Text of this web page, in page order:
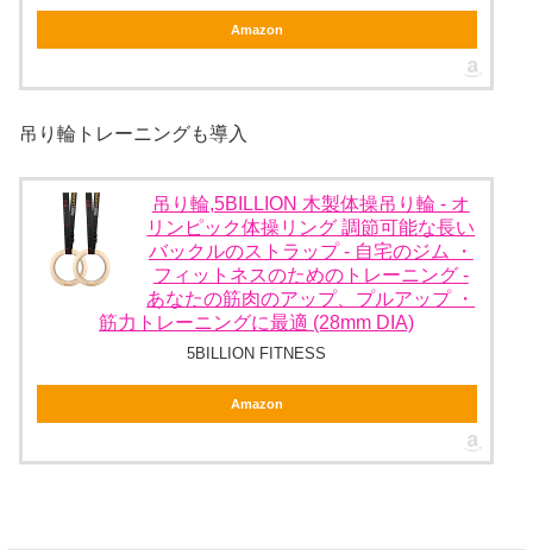
Amazon
吊り輪トレーニングも導入
吊り輪,5BILLION 木製体操吊り輪 - オ
リンピック体操リング 調節可能な長い
バックルのストラップ - 自宅のジム ・
フィットネスのためのトレーニング -
あなたの筋肉のアップ、プルアップ ・
筋力トレーニングに最適 (28mm DIA)
5BILLION FITNESS
Amazon